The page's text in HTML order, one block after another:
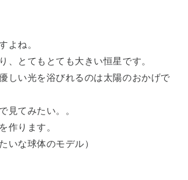
よね。
、とてもとても大きい恒星です。
しい光を浴びれるのは太陽のおかげで
見てみたい。。
作ります。
いな球体のモデル）